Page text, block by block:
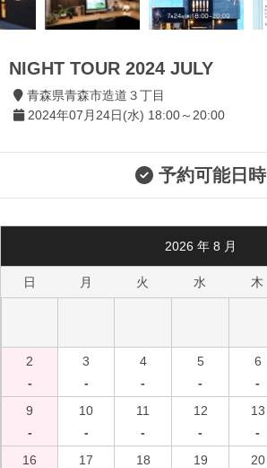
NIGHT TOUR 2024 JULY
青森県青森市造道３丁目
2024年07月24日(水) 18:00～20:00
予約可能日時
2026 年 8 月
日 月 火 水 木
2
-
3
-
4
-
5
-
6
-
9
-
10
-
11
-
12
-
13
-
16
17
18
19
20